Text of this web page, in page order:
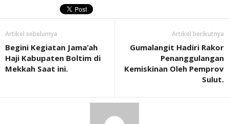
Artikel sebelumya
Begini Kegiatan Jama’ah
Haji Kabupaten Boltim di
Mekkah Saat ini.
Artikel berikutnya
Gumalangit Hadiri Rakor
Penanggulangan
Kemiskinan Oleh Pemprov
Sulut.